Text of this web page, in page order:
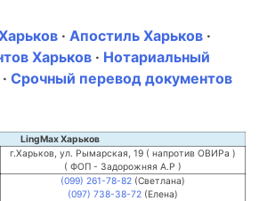
· Апостиль Харьков ·
Харьков · Нотариальный
· Срочный перевод документов
LingMax Харьков
г.Харьков, ул. Рымарская, 19 ( напротив ОВИРа )
( ФОП - Задорожняя А.Р )
(099) 261-78-82 (Светлана)
(097) 738-38-72 (Елена)